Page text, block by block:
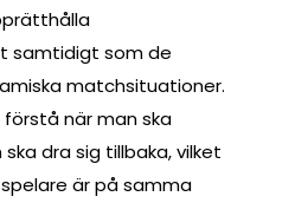
samtidigt som de
matchsituationer.
när man ska
dra sig tillbaka, vilket
är på samma